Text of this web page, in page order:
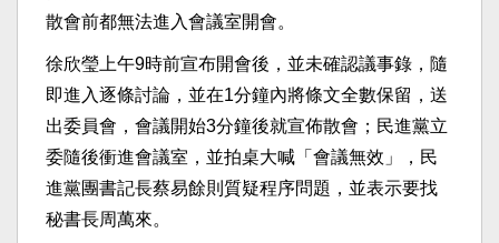
散會前都無法進入會議室開會。
徐欣瑩上午9時前宣布開會後，並未確認議事錄，隨
即進入逐條討論，並在1分鐘內將條文全數保留，送
出委員會，會議開始3分鐘後就宣佈散會；民進黨立
委隨後衝進會議室，並拍桌大喊「會議無效」，民
進黨團書記長蔡易餘則質疑程序問題，並表示要找
秘書長周萬來。